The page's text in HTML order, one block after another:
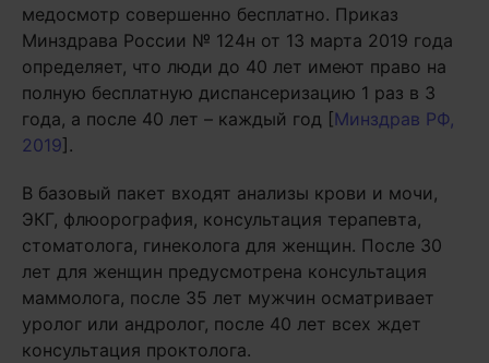
медосмотр совершенно бесплатно. Приказ
Минздрава России № 124н от 13 марта 2019 года
определяет, что люди до 40 лет имеют право на
полную бесплатную диспансеризацию 1 раз в 3
года, а после 40 лет – каждый год [Минздрав РФ,
2019].
В базовый пакет входят анализы крови и мочи,
ЭКГ, флюорография, консультация терапевта,
стоматолога, гинеколога для женщин. После 30
лет для женщин предусмотрена консультация
маммолога, после 35 лет мужчин осматривает
уролог или андролог, после 40 лет всех ждет
консультация проктолога.